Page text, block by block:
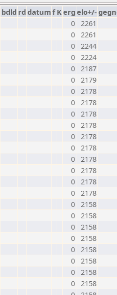
bdld rd datumf Kerg elo+/-
0 2261
0 2261
0 2244
0 2224
0 2187
0 2179
0 2178
0 2178
0 2178
0 2178
0 2178
0 2178
0 2178
0 2178
0 2178
0 2178
0 2158
0 2158
0 2158
0 2158
0 2158
0 2158
0 2158
0 2158